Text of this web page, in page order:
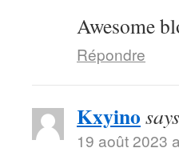
Awesome
Répondre
Kxyino
19 août 2023